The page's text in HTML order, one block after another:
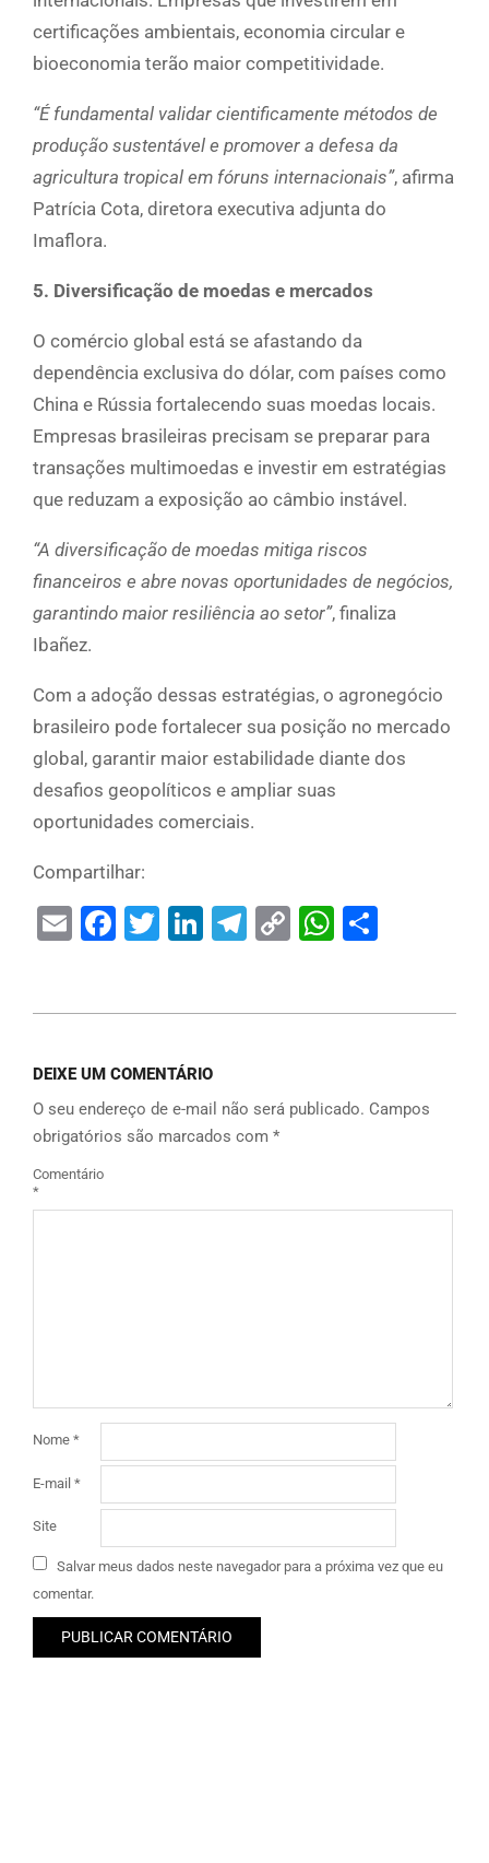
certificações ambientais, economia circular e
bioeconomia terão maior competitividade.
“É fundamental validar cientificamente métodos de
produção sustentável e promover a defesa da
agricultura tropical em fóruns internacionais”, afirma
Patrícia Cota, diretora executiva adjunta do
Imaflora.
5. Diversificação de moedas e mercados
O comércio global está se afastando da
dependência exclusiva do dólar, com países como
China e Rússia fortalecendo suas moedas locais.
Empresas brasileiras precisam se preparar para
transações multimoedas e investir em estratégias
que reduzam a exposição ao câmbio instável.
“A diversificação de moedas mitiga riscos
financeiros e abre novas oportunidades de negócios,
garantindo maior resiliência ao setor”, finaliza
Ibañez.
Com a adoção dessas estratégias, o agronegócio
brasileiro pode fortalecer sua posição no mercado
global, garantir maior estabilidade diante dos
desafios geopolíticos e ampliar suas
oportunidades comerciais.
Compartilhar:
EmailFacebook
Twitter
LinkedIn
Telegram
Copy
DEIXE UM COMENTÁRIO
O seu endereço de e-mail não será publicado. Campos
obrigatórios são marcados com *
Comentário
*
Nome *
E-mail *
Site
Salvar meus dados neste navegador para a próxima vez que eu
comentar.